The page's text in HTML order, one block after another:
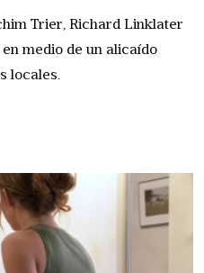
Trier, Richard Linklater
medio de un alicaído
locales.